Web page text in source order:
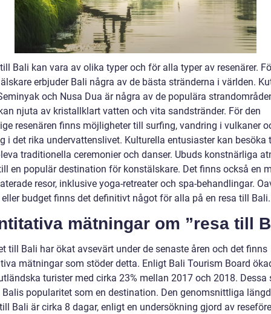
Bali kan vara av olika typer och för alla typer av resenärer.
erbjuder Bali några av de bästa stränderna i världen.
och Nusa Dua är några av de populära
njuta av kristallklart vatten och vita sandstränder. För den
resenären finns möjligheter till surfing, vandring i vulkaner
i det rika undervattenslivet. Kulturella entusiaster kan besöka
traditionella ceremonier och danser. Ubuds konstnärliga
en populär destination för konstälskare. Det finns också en
resor, inklusive yoga-retreater och spa-behandlingar.
budget finns det definitivt något för alla på en resa till Bali.
mätningar om ”resa till
till Bali har ökat avsevärt under de senaste åren och det finns
mätningar som stöder detta. Enligt Bali Tourism Board
turister med cirka 23% mellan 2017 och 2018. Dessa
Balis popularitet som en destination. Den genomsnittliga
Bali är cirka 8 dagar, enligt en undersökning gjord av